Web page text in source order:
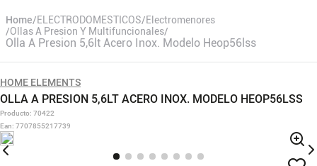
ELECTRODOMESTICOS Electromenores
Ollas A Presion Y Multifuncionales
Olla A Presion 5,6lt Acero Inox. Modelo Heop56lss
HOME ELEMENTS
OLLA A PRESION 5,6LT ACERO INOX. MODELO HEOP56LSS
Producto: 70422
Ean: 7707855217739